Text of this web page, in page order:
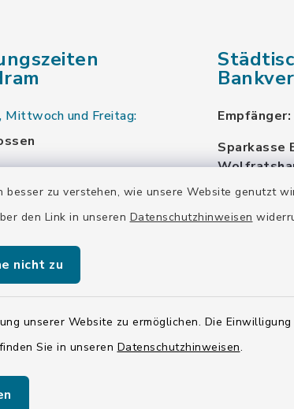
zu verstehen, wie unsere Website genutzt
den Link in unseren Datenschutzhinweisen
nicht zu
unserer Website zu ermöglichen. Die
Sie in unseren Datenschutzhinweisen.
Mittwoch und Freitag:
Uhr
Uhr
Sparkasse
DE87 7005
DE92 7016